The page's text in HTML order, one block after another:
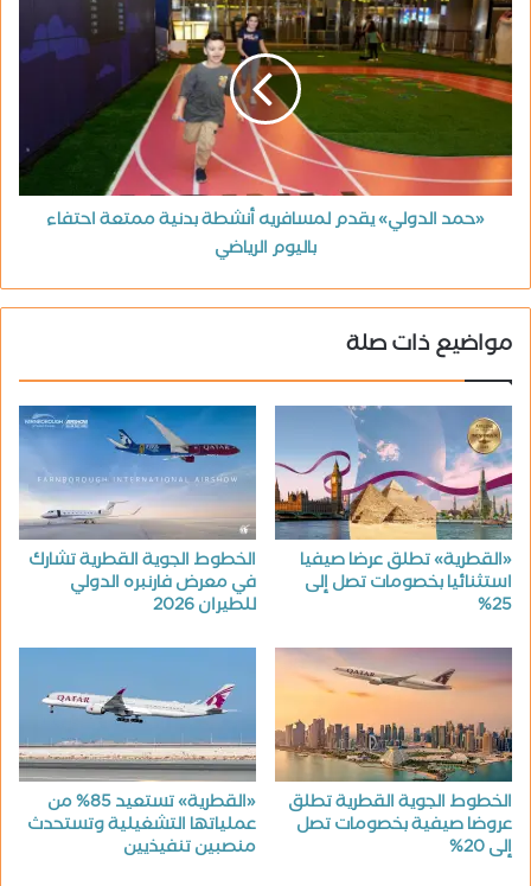
«حمد الدولي» يقدم لمسافريه أنشطة بدنية ممتعة احتفاء
باليوم الرياضي
مواضيع ذات صلة
«القطرية» تطلق عرضا صيفيا
استثنائيا بخصومات تصل إلى
25%
الخطوط الجوية القطرية تشارك
في معرض فارنبره الدولي
للطيران 2026
الخطوط الجوية القطرية تطلق
عروضا صيفية بخصومات تصل
إلى 20%
«القطرية» تستعيد 85% من
عملياتها التشغيلية وتستحدث
منصبين تنفيذيين